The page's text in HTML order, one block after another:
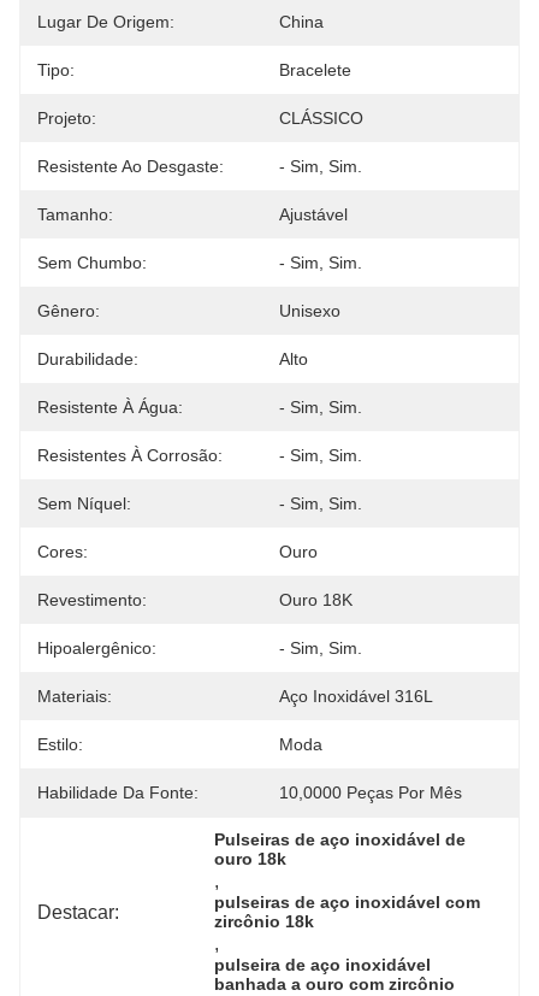
Lugar De Origem: China
Tipo: Bracelete
Projeto: CLÁSSICO
Resistente Ao Desgaste: - Sim, Sim.
Tamanho: Ajustável
Sem Chumbo: - Sim, Sim.
Gênero: Unisexo
Durabilidade: Alto
Resistente À Água: - Sim, Sim.
Resistentes À Corrosão: - Sim, Sim.
Sem Níquel: - Sim, Sim.
Cores: Ouro
Revestimento: Ouro 18K
Hipoalergênico: - Sim, Sim.
Materiais: Aço Inoxidável 316L
Estilo: Moda
Habilidade Da Fonte: 10,0000 Peças Por Mês
Destacar:
Pulseiras de aço inoxidável de
ouro 18k
,
pulseiras de aço inoxidável com
zircônio 18k
,
pulseira de aço inoxidável
banhada a ouro com zircônio